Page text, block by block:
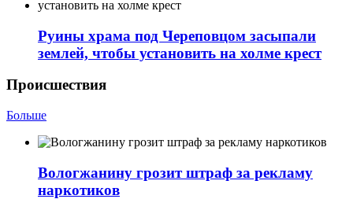
Руины храма под Череповцом засыпали
землей, чтобы установить на холме крест
Происшествия
Больше
Вологжанину грозит штраф за рекламу
наркотиков